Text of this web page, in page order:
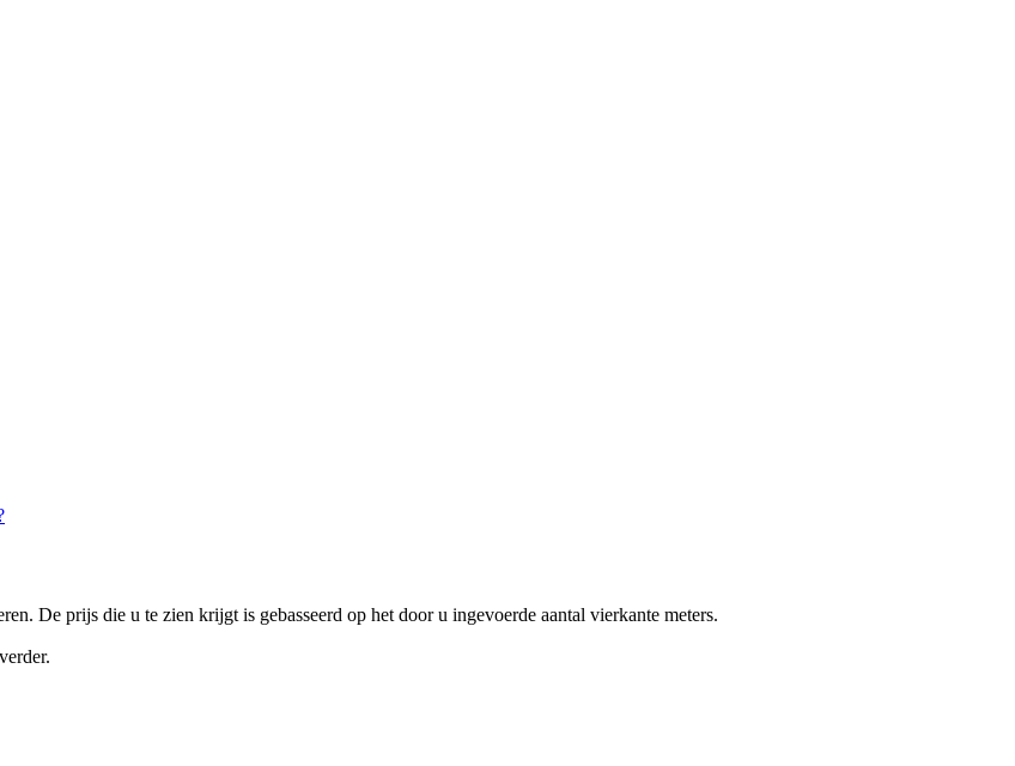
De prijs die u te zien krijgt is gebasseerd op het door u ingevoerde aantal vierkante meters.